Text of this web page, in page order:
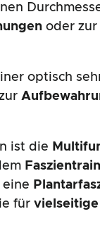
oder zur
optisch
ist die
für